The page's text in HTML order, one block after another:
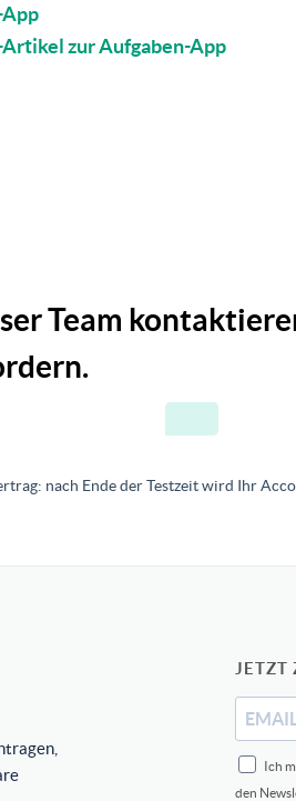
zur Aufgaben-App
Team
nach Ende der Testzeit wird Ihr
JETZT
Ich
den